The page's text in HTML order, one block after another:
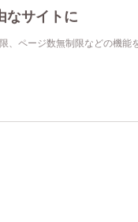
なサイトに
ページ数無制限などの機能